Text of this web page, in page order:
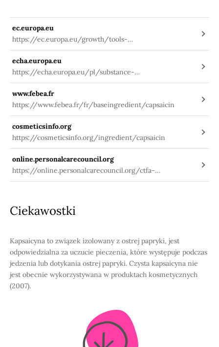
ec.europa.eu
https://ec.europa.eu/growth/tools-
databases/cosing/index.cfm?
fuseaction=search.details_v2&id=74864
echa.europa.eu
https://echa.europa.eu/pl/substance-
information/-/substanceinfo/100.006.337
www.febea.fr
https://www.febea.fr/fr/baseingredient/capsaicin
cosmeticsinfo.org
https://cosmeticsinfo.org/ingredient/capsaicin
online.personalcarecouncil.org
https://online.personalcarecouncil.org/ctfa-
static/online/lists/cir-pdfs/PRS319.pdf
Ciekawostki
Kapsaicyna to związek izolowany z ostrej papryki, jest
odpowiedzialna za uczucie pieczenia, które występuje podczas
jedzenia lub dotykania ostrej papryki. Czysta kapsaicyna nie
jest obecnie wykorzystywana w produktach kosmetycznych
(2007).